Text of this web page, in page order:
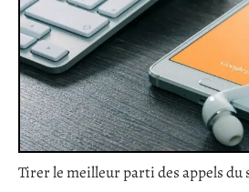
Tirer le meilleur parti des appels du